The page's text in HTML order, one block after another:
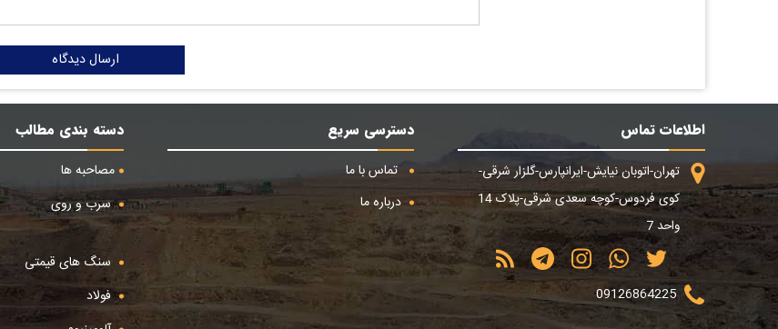
ارسال دیدگاه
اطلاعات تماس
تهران-اتوبان نیایش-ایرانپارس-گلزار شرقی-
کوی فردوس-کوچه سعدی شرقی-پلاک 14
واحد 7
09126864225
دسترسی سریع
تماس با ما
درباره ما
دسته بندی مطالب
مصاحبه ها
سرب و روی
سنگ های قیمتی
فولاد